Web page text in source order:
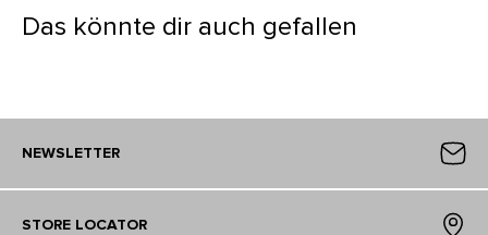
Das könnte dir auch gefallen
NEWSLETTER
STORE LOCATOR